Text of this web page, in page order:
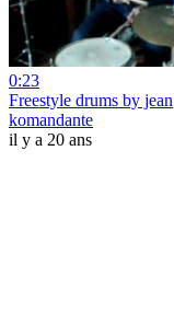
0:23
Freestyle drums by jean
komandante
il y a 20 ans